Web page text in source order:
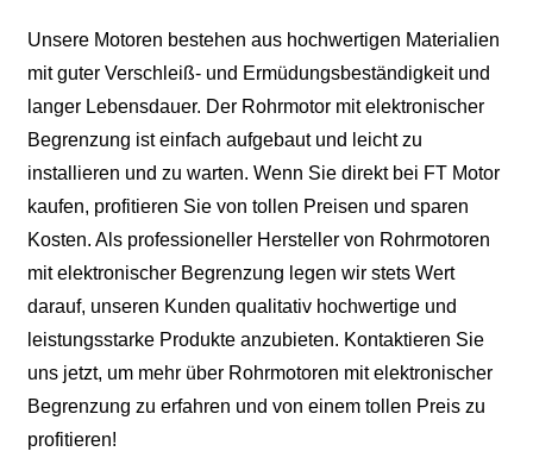
Unsere Motoren bestehen aus hochwertigen Materialien
mit guter Verschleiß- und Ermüdungsbeständigkeit und
langer Lebensdauer. Der Rohrmotor mit elektronischer
Begrenzung ist einfach aufgebaut und leicht zu
installieren und zu warten. Wenn Sie direkt bei FT Motor
kaufen, profitieren Sie von tollen Preisen und sparen
Kosten. Als professioneller Hersteller von Rohrmotoren
mit elektronischer Begrenzung legen wir stets Wert
darauf, unseren Kunden qualitativ hochwertige und
leistungsstarke Produkte anzubieten. Kontaktieren Sie
uns jetzt, um mehr über Rohrmotoren mit elektronischer
Begrenzung zu erfahren und von einem tollen Preis zu
profitieren!